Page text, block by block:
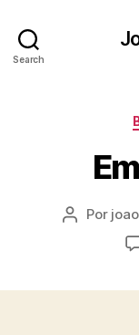
Search
Autor
Por